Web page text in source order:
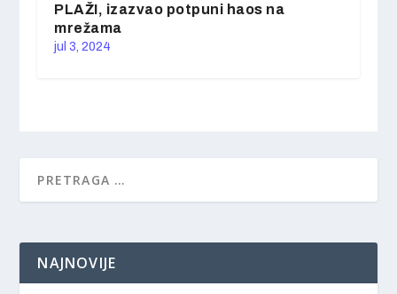
PLAŽI, izazvao potpuni haos na
mrežama
jul 3, 2024
NAJNOVIJE